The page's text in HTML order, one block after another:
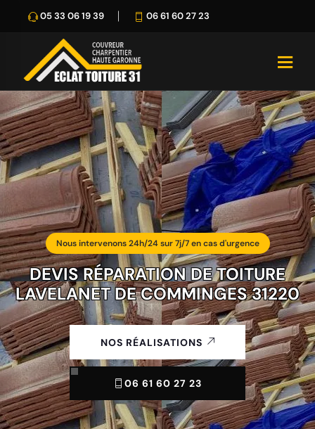
05 33 06 19 39 06 61 60 27 23
Nous intervenons 24h/24 sur 7j/7 en cas d'urgence
DEVIS RÉPARATION DE TOITURE
LAVELANET DE COMMINGES 31220
NOS RÉALISATIONS
06 61 60 27 23